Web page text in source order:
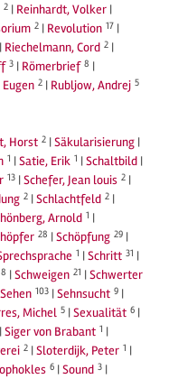
2 | Reinhardt, Volker |
2 | Revolution 17 |
| Riechelmann, Cord 2 |
3 | Römerbrief 8 |
2 | Rubljow, Andrej 5
Horst 2 |Säkularisierung |
1 |Satie, Erik 1 |Schaltbild |
13 |Schefer, Jean louis 2 |
2 |Schlachtfeld 2 |
Arnold 1 |
28 |Schöpfung 29 |
1 |Schritt 31 |
8 |Schweigen 21 |Schwerter
Sehen 103 |Sehnsucht 9 |
Michel 5 |Sexualität 6 |
|Siger von Brabant 1 |
2 |Sloterdijk, Peter 1 |
6 |Sound 3 |